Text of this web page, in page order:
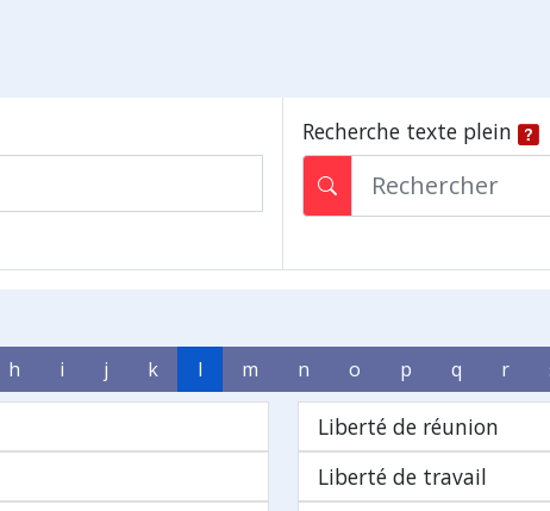
Recherche texte plein
h i j k l m n o p q r
Liberté de réunion
Liberté de travail